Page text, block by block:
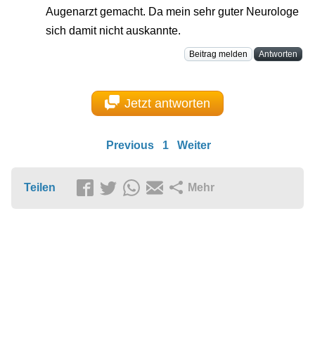
Augenarzt gemacht. Da mein sehr guter Neurologe
sich damit nicht auskannte.
Beitrag melden Antworten
Jetzt antworten
Previous 1 Weiter
Teilen Mehr